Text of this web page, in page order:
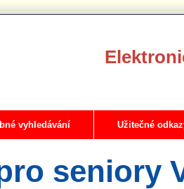
vyhledávání Užitečné
seniory